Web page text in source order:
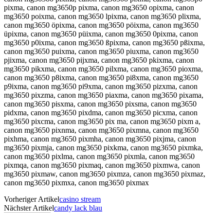
pixma, canon mg3650p pixma, canon mg3650 opixma, canon
mg3650 poixma, canon mg3650 lpixma, canon mg3650 plixma,
canon mg3650 öpixma, canon mg3650 pöixma, canon mg3650
üpixma, canon mg3650 püixma, canon mg3650 0pixma, canon
mg3650 p0ixma, canon mg3650 ßpixma, canon mg3650 pßixma,
canon mg3650 puixma, canon mg3650 piuxma, canon mg3650
pjixma, canon mg3650 pijxma, canon mg3650 pkixma, canon
mg3650 pikxma, canon mg3650 pilxma, canon mg3650 pioxma,
canon mg3650 p8ixma, canon mg3650 pi8xma, canon mg3650
p9ixma, canon mg3650 pi9xma, canon mg3650 pizxma, canon
mg3650 pixzma, canon mg3650 piaxma, canon mg3650 pixama,
canon mg3650 pisxma, canon mg3650 pixsma, canon mg3650
pidxma, canon mg3650 pixdma, canon mg3650 picxma, canon
mg3650 pixcma, canon mg3650 pix ma, canon mg3650 pixm a,
canon mg3650 pixnma, canon mg3650 pixmna, canon mg3650
pixhma, canon mg3650 pixmha, canon mg3650 pixjma, canon
mg3650 pixmja, canon mg3650 pixkma, canon mg3650 pixmka,
canon mg3650 pixlma, canon mg3650 pixmla, canon mg3650
pixmqa, canon mg3650 pixmaq, canon mg3650 pixmwa, canon
mg3650 pixmaw, canon mg3650 pixmza, canon mg3650 pixmaz,
canon mg3650 pixmxa, canon mg3650 pixmax
Vorheriger Artikelcasino stream
Nächster Artikelcandy lack blau